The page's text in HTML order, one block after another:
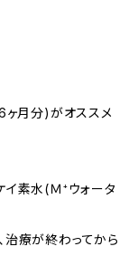
ヶ月分)がオススメ
イ素水(Ｍ⁺ウォータ
治療が終わってから